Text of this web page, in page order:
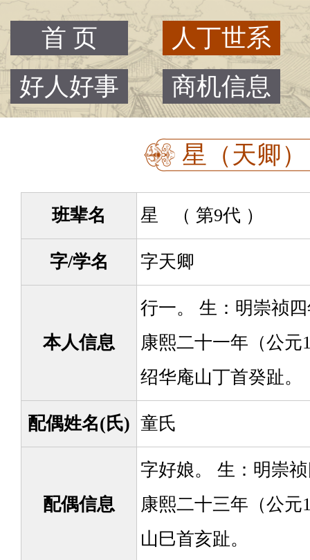
首 页
人丁世系
好人好事
商机信息
星（天卿
班辈名 星 （ 第9代 ）
字/学名 字天卿
本人信息
行一。 生：明崇祯
康熙二十一年（公元
绍华庵山丁首癸趾。
配偶姓名(氏) 童氏
配偶信息
字好娘。 生：明崇
康熙二十三年（公元
山巳首亥趾。